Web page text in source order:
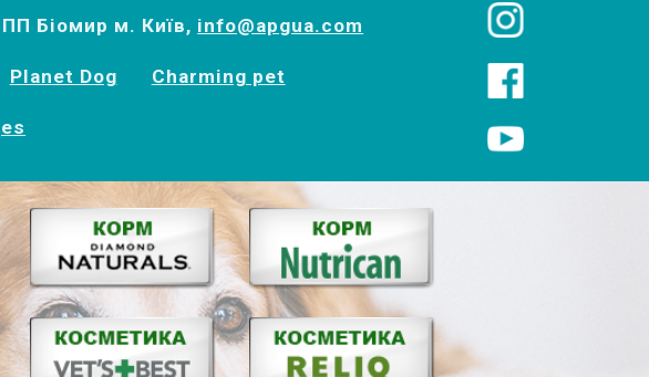
Біомир м. Київ, info@apgua.com
Planet Dog Charming pet